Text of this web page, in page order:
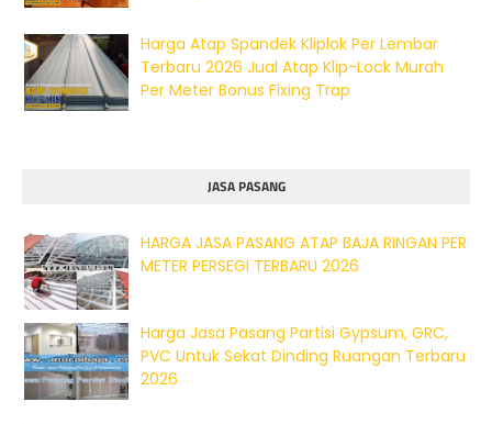
Harga Atap Spandek Kliplok Per Lembar
Terbaru 2026 Jual Atap Klip-Lock Murah
Per Meter Bonus Fixing Trap
JASA PASANG
HARGA JASA PASANG ATAP BAJA RINGAN PER
METER PERSEGI TERBARU 2026
Harga Jasa Pasang Partisi Gypsum, GRC,
PVC Untuk Sekat Dinding Ruangan Terbaru
2026